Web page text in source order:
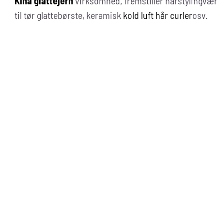
til tør glattebørste, keramisk kold luft hår curlerosv.